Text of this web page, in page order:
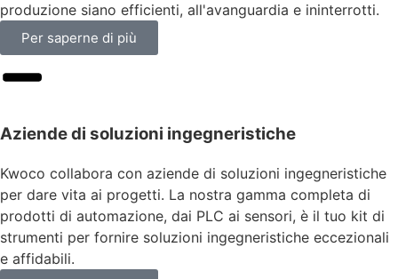
produzione siano efficienti, all'avanguardia e ininterrotti.
Per saperne di più
Aziende di soluzioni ingegneristiche
Kwoco collabora con aziende di soluzioni ingegneristiche
per dare vita ai progetti. La nostra gamma completa di
prodotti di automazione, dai PLC ai sensori, è il tuo kit di
strumenti per fornire soluzioni ingegneristiche eccezionali
e affidabili.